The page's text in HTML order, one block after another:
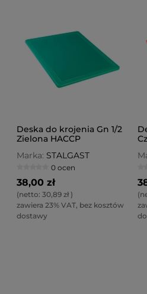
Deska do krojenia Gn 1/2
Zielona HACCP
Marka: STALGAST
0 ocen
38,00 zł
(netto: 30,89 zł)
zawiera 23% VAT, bez kosztów
dostawy